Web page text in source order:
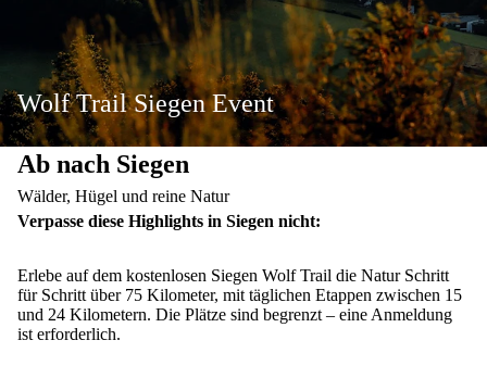
Wolf Trail Siegen Event
Ab nach Siegen
Wälder, Hügel und reine Natur
Verpasse diese Highlights in Siegen nicht:
Erlebe auf dem kostenlosen Siegen Wolf Trail die Natur Schritt
für Schritt über 75 Kilometer, mit täglichen Etappen zwischen 15
und 24 Kilometern. Die Plätze sind begrenzt – eine Anmeldung
ist erforderlich.